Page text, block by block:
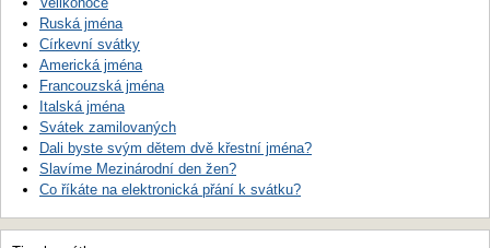
Ruská jména
Církevní svátky
Americká jména
Francouzská jména
Italská jména
Svátek zamilovaných
Dali byste svým dětem dvě křestní jména?
Slavíme Mezinárodní den žen?
Co říkáte na elektronická přání k svátku?